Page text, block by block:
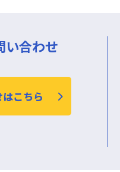
い合わせ
こちら